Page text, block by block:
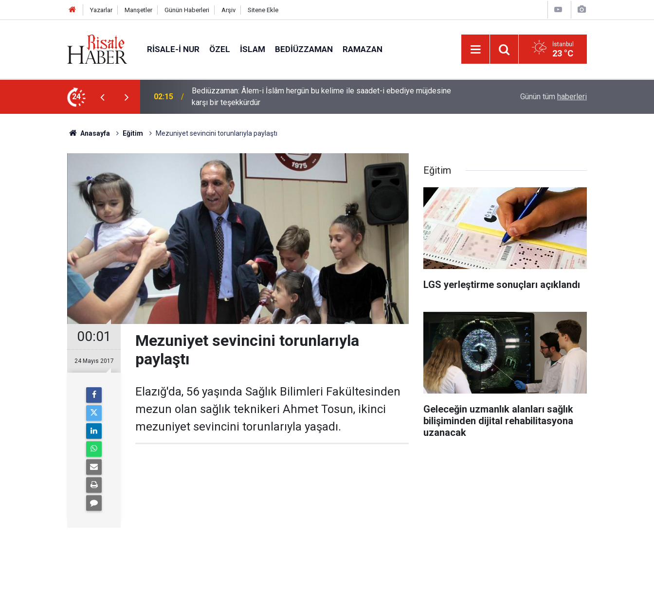
Yazarlar Manşetler Günün Haberleri Arşiv Sitene Ekle
RISALE-I NUR ÖZEL İSLAM BEDIÜZZAMAN RAMAZAN İstanbul
23 °C
24
bu kelime ile saadet-i ebediye müjdesine
01:45 Cimrilik etme ki, Allah da senden ihsanını kesmesin Bildirilmedi mi ki insan için, kendi çalıştığından
Günün tüm haberleri
Anasayfa Eğitim Mezuniyet sevincini torunlarıyla paylaştı
00:01
24 Mayıs 2017
Mezuniyet sevincini torunlarıyla
paylaştı
Elazığ'da, 56 yaşında Sağlık Bilimleri Fakültesinden
mezun olan sağlık teknikeri Ahmet Tosun, ikinci
mezuniyet sevincini torunlarıyla yaşadı.
Eğitim
LGS yerleştirme sonuçları açıklandı
Geleceğin uzmanlık alanları sağlık
bilişiminden dijital rehabilitasyona
uzanacak